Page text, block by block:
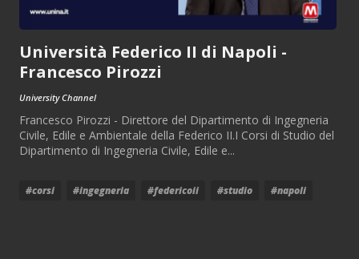
Università Federico II di Napoli -
Francesco Pirozzi
University Channel
Francesco Pirozzi - Direttore del Dipartimento di Ingegneria
Civile, Edile e Ambientale della Federico II.I Corsi di Studio del
Dipartimento di Ingegneria Civile, Edile e...
#corsi #ingegneria #federicoii #studio #napoli